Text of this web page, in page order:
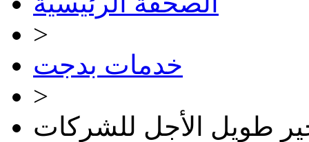
>
خدمات بدجت
>
طويل الأجل للشركات